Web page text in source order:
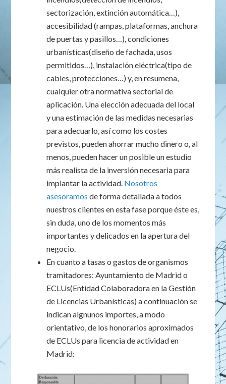
sectorización, extinción automática…),
accesibilidad (rampas, plataformas, anchura
de puertas y pasillos…), condiciones
urbanísticas(diseño de fachada, usos
permitidos…), instalación eléctrica(tipo de
cables, protecciones…) y, en resumena,
cualquier otra normativa sectorial de
aplicación. Una elección adecuada del local
y una estimación de las medidas necesarias
para adecuarlo, así como los costes
previstos, pueden ahorrar mucho dinero o, al
menos, pueden hacer un posible un estudio
más realista de la inversión necesaria para
implantar la actividad. Nosotros
asesoramos de forma detallada a todos
nuestros clientes en esta fase porque éste es,
sin duda, uno de los momentos más
importantes y delicados en la apertura del
negocio.
En cuanto a tasas o gastos de organismos
tramitadores: Ayuntamiento de Madrid o
ECLUs(Entidad Colaboradora en la Gestión
de Licencias Urbanísticas) a continuación se
indican algnunos importes, a modo
orientativo, de los honorarios aproximados
de ECLUs para licencia de actividad en
Madrid: